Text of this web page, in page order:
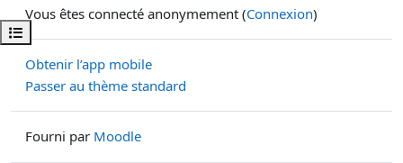
Ouvrir l’index du cours
Vous êtes connecté anonymement (Connexion)
Obtenir l’app mobile
Passer au thème standard
Fourni par Moodle